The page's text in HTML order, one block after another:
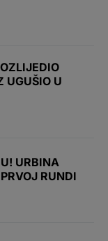
UGUŠIO U
URBINA
RUNDI